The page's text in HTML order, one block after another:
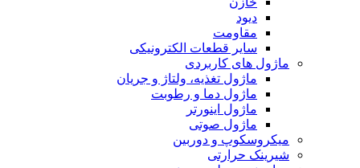
دیود
مقاومت
سایر قطعات الکترونیکی
ماژول های کاربردی
ماژول تغذیه، ولتاژ و جریان
ماژول دما و رطوبت
ماژول اینورتر
ماژول صوتی
میکروسکوپ و دوربین
شیرینک حرارتی